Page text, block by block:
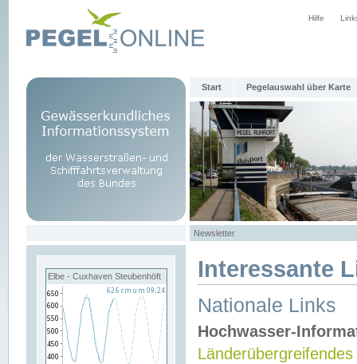
Hilfe
Start Pegelauswahl über Karte
Newsletter
Elbe - Cuxhaven Steubenhöft Interessante
Nationale Links
Hochwasser-